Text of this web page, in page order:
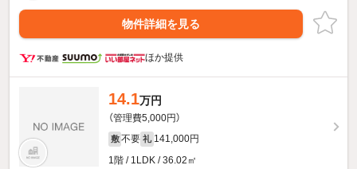
物件詳細を見る
ほか提供
14.1万円
（管理費5,000円）
敷 不要 礼 141,000円
1階 / 1LDK / 36.02㎡